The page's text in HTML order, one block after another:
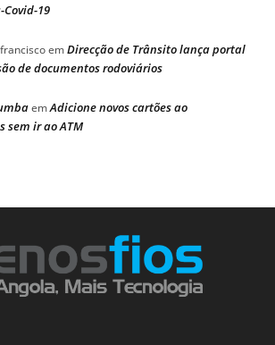
Covid-19
emDirecção de Trânsito lança portal
de documentos rodoviários
emAdicione novos cartões ao
sem ir ao ATM